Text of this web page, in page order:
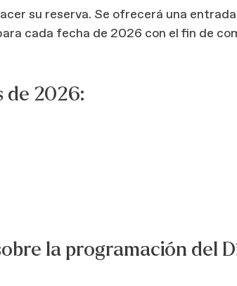
su reserva. Se ofrecerá una
cada fecha de 2026 con el fin de
de 2026:
la programación del